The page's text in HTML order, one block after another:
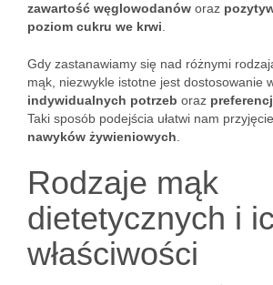
zawartość węglowodanów oraz
poziom cukru we krwi
Gdy zastanawiamy się nad różnymi
mąk, niezwykle istotne jest dostosowanie
indywidualnych potrzeb oraz
Taki sposób podejścia ułatwi nam przyjęcie
nawyków żywieniowych
Rodzaje mąk
dietetycznych i
właściwości